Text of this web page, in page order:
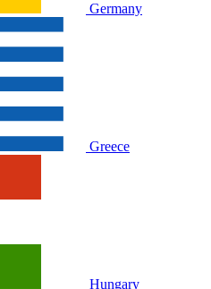
Germany
Greece
Hungary